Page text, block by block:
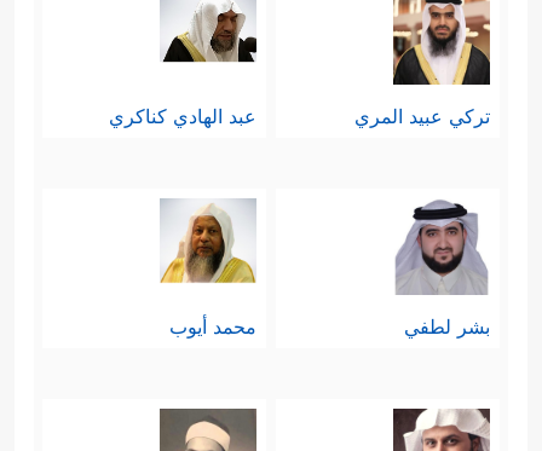
تركي عبيد المري عبد الهادي كناكري
بشر لطفي محمد أيوب